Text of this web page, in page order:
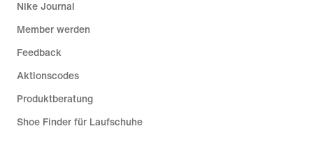
Nike Journal
Member werden
Feedback
Aktionscodes
Produktberatung
Shoe Finder für Laufschuhe